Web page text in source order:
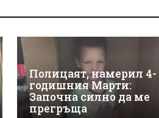
Полицаят, намерил 4-
годишния Марти:
Започна силно да ме
прегръща